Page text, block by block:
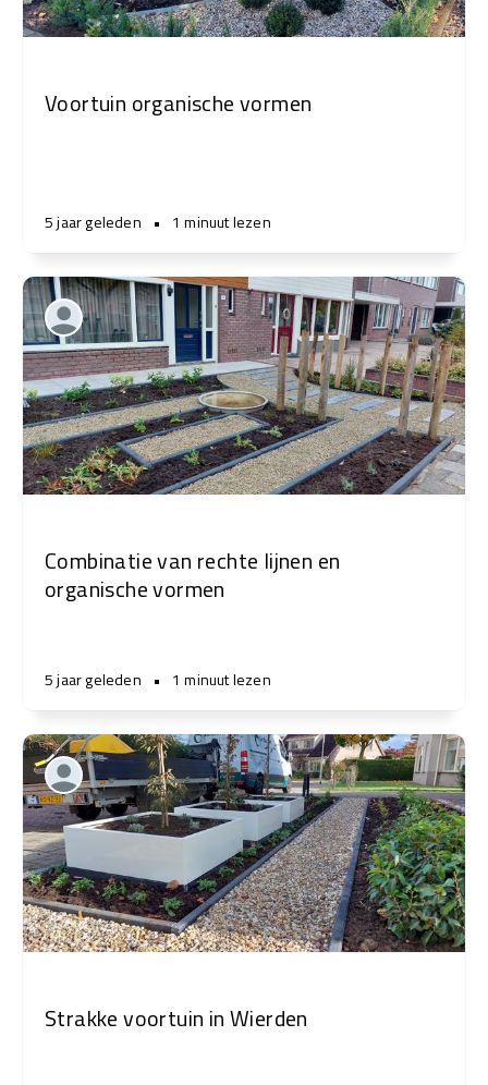
Voortuin organische vormen
5 jaar geleden • 1 minuut lezen
Combinatie van rechte lijnen en
organische vormen
5 jaar geleden • 1 minuut lezen
Strakke voortuin in Wierden